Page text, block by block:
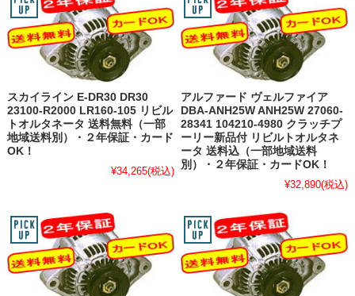
スカイライン E-DR30 DR30
23100-R2000 LR160-105 リビル
トオルタネータ 送料無料（一部
地域送料別）・２年保証・カード
OK！
¥34,265(税込)
アルファード ヴェルファイア
DBA-ANH25W ANH25W 27060-
28341 104210-4980 クラッチプ
ーリー新品付 リビルトオルタネ
ータ 送料込（一部地域送料
別）・２年保証・カードOK！
¥32,890(税込)